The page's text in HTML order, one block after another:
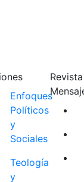
Enfoques
Políticos
y
Sociales
Teología
y
Revista